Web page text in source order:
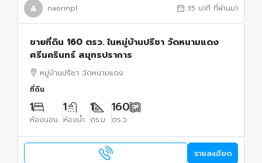
naorinpl 35 นาที ที่ผ่านมา
ขายที่ดิน 160 ตรว. ในหมู่บ้านปรีชา วัดหนามแดง
ศรีนครินทร์ สมุทรปราการ
หมู่บ้านปรีชา วัดหนามแดง
ที่ดิน
1
ห้องนอน
1
ห้องน้ำ
1
ตร.ม.
160
ตร.ว.
รายละเอียด